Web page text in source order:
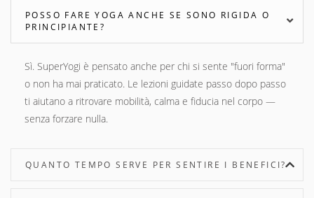
POSSO FARE YOGA ANCHE SE SONO RIGIDA O
PRINCIPIANTE?
Sì. SuperYogi è pensato anche per chi si sente "fuori forma"
o non ha mai praticato. Le lezioni guidate passo dopo passo
ti aiutano a ritrovare mobilità, calma e fiducia nel corpo —
senza forzare nulla.
QUANTO TEMPO SERVE PER SENTIRE I BENEFICI?